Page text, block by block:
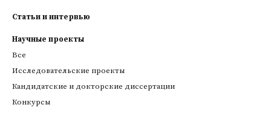
Статьи и интервью
Научные проекты
Все
Исследовательские проекты
Кандидатские и докторские диссертации
Конкурсы